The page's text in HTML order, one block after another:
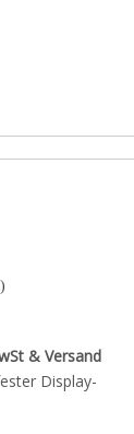
& Versand
Display-